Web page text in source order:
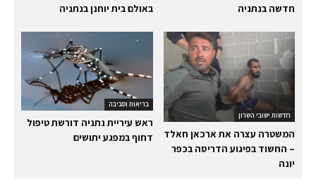
באולם בית יוחנן בנתניה
חדשה בנתניה
בריאות וסביבה
ראש עיריית נתניה דורשת טיפול
דחוף במפגע יתושים
חדשות ישובי השרון
המשטרה עצרה את ארכאן חאלד
– החשוד בפיגוע הדריסה בכפר
יונה